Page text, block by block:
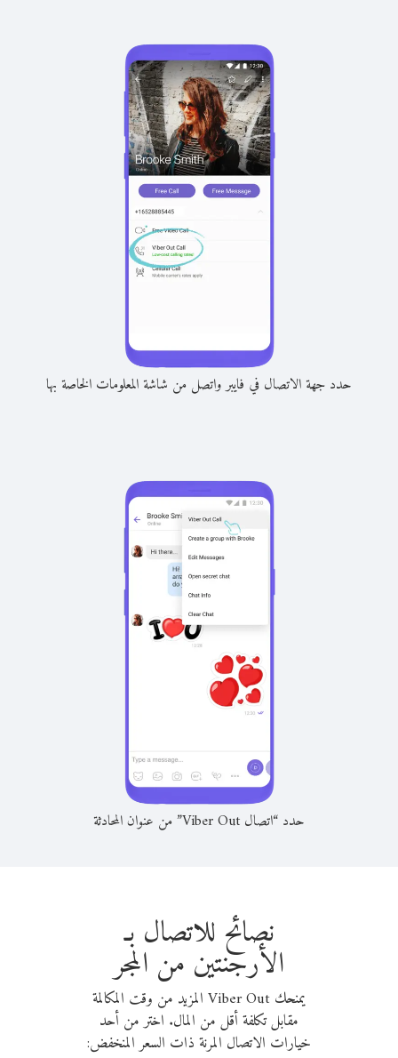
حدد جهة الاتصال في فايبر واتصل من شاشة المعلومات الخاصة بها
حدد “اتصال Viber Out” من عنوان المحادثة
نصائح للاتصال بـ
الأرجنتين من المجر
يمنحك Viber Out المزيد من وقت المكالمة
مقابل تكلفة أقل من المال. اختر من أحد
خيارات الاتصال المرنة ذات السعر المنخفض: